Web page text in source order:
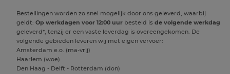
Bestellingen worden zo snel mogelijk door ons geleverd, waarbij
geldt: Op werkdagen voor 12:00 uur besteld is de volgende werkdag
geleverd*, tenzij er een vaste leverdag is overeengekomen. De
volgende gebieden leveren wij met eigen vervoer:
Amsterdam e.o. (ma-vrij)
Haarlem (woe)
Den Haag - Delft - Rotterdam (don)